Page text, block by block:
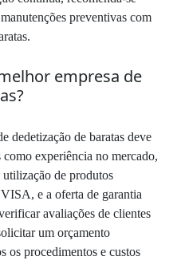
preventivas com
empresa de
dedetização de baratas deve
experiência no mercado,
de produtos
e a oferta de garantia
avaliações de clientes
um orçamento
os procedimentos e custos